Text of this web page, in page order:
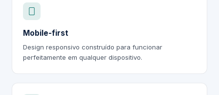
Mobile-first
Design responsivo construído para funcionar
perfeitamente em qualquer dispositivo.